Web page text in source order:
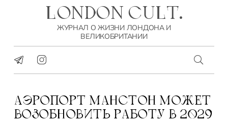
LONDON CULT.
ЖУРНАЛ О ЖИЗНИ ЛОНДОНА И
ВЕЛИКОБРИТАНИИ
АЭРОПОРТ МАНСТОН МОЖЕТ
ВОЗОБНОВИТЬ РАБОТУ В 2029